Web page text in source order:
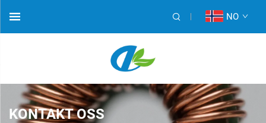
NO
KONTAKT OSS